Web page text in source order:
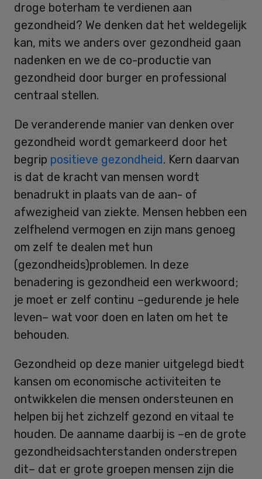
droge boterham te verdienen aan
gezondheid? We denken dat het weldegelijk
kan, mits we anders over gezondheid gaan
nadenken en we de co-productie van
gezondheid door burger en professional
centraal stellen.
De veranderende manier van denken over
gezondheid wordt gemarkeerd door het
begrip positieve gezondheid. Kern daarvan
is dat de kracht van mensen wordt
benadrukt in plaats van de aan- of
afwezigheid van ziekte. Mensen hebben een
zelfhelend vermogen en zijn mans genoeg
om zelf te dealen met hun
(gezondheids)problemen. In deze
benadering is gezondheid een werkwoord;
je moet er zelf continu –gedurende je hele
leven– wat voor doen en laten om het te
behouden.
Gezondheid op deze manier uitgelegd biedt
kansen om economische activiteiten te
ontwikkelen die mensen ondersteunen en
helpen bij het zichzelf gezond en vitaal te
houden. De aanname daarbij is –en de grote
gezondheidsachterstanden onderstrepen
dit– dat er grote groepen mensen zijn die